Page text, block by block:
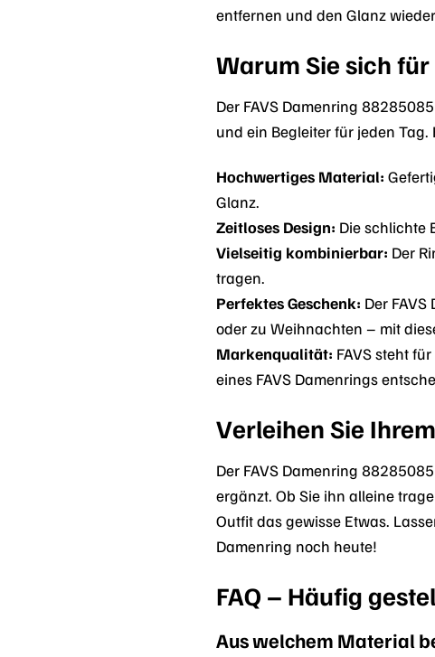
entfernen und den Glanz
Warum Sie sich
Der FAVS Damenring
und ein Begleiter für jeden
Hochwertiges Material:
Glanz.
Zeitloses Design: Die schlichte
Vielseitig kombinierbar: Der
tragen.
Perfektes Geschenk: Der
oder zu Weihnachten – mit
Markenqualität: FAVS steht
eines FAVS Damenrings
Verleihen Sie
Der FAVS Damenring
ergänzt. Ob Sie ihn alleine
Outfit das gewisse Etwas.
Damenring noch heute!
FAQ – Häufig
Aus welchem Material